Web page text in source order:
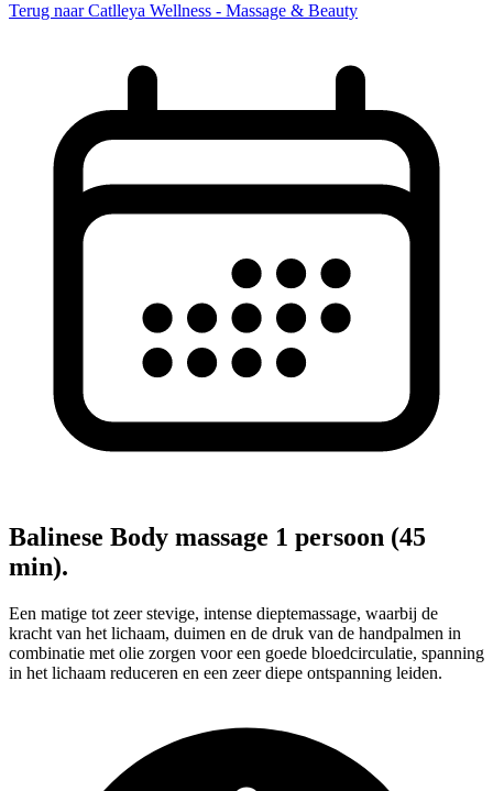
Terug naar Catlleya Wellness - Massage & Beauty
Balinese Body massage 1 persoon (45
min).
Een matige tot zeer stevige, intense dieptemassage, waarbij de
kracht van het lichaam, duimen en de druk van de handpalmen in
combinatie met olie zorgen voor een goede bloedcirculatie, spanning
in het lichaam reduceren en een zeer diepe ontspanning leiden.